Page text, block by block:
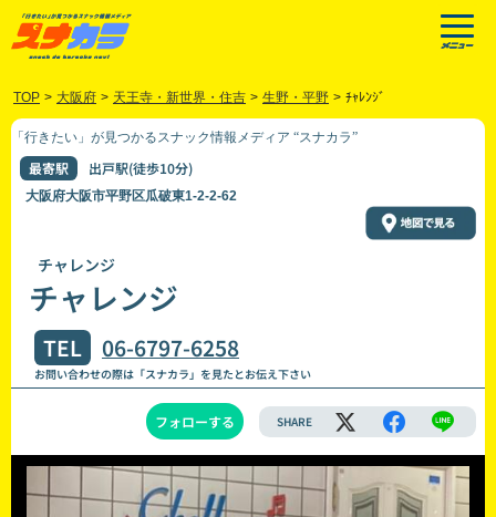
TOP > 大阪府 > 天王寺・新世界・住吉 > 生野・平野 > ﾁｬﾚﾝｼﾞ
「行きたい」が見つかるスナック情報メディア “スナカラ”
最寄駅 出戸駅(徒歩10分)
大阪府大阪市平野区瓜破東1-2-2-62
チャレンジ
チャレンジ
TEL 06-6797-6258
お問い合わせの際は「スナカラ」を見たとお伝え下さい
フォローする SHARE